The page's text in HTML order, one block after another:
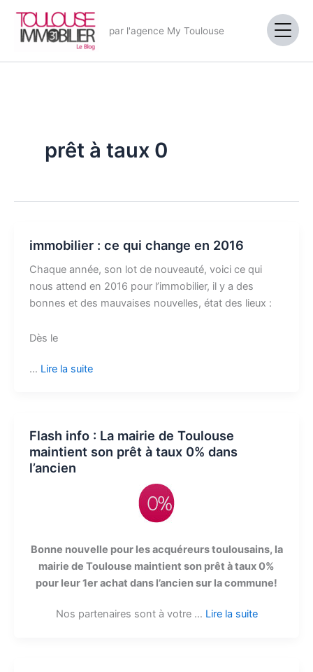
contenu
par l'agence My Toulouse
prêt à taux 0
immobilier : ce qui change en 2016
Chaque année, son lot de nouveauté, voici ce qui
nous attend en 2016 pour l’immobilier, il y a des
bonnes et des mauvaises nouvelles, état des lieux :
Dès le
… Lire la suite
Flash info : La mairie de Toulouse
maintient son prêt à taux 0% dans
l’ancien
Bonne nouvelle pour les acquéreurs toulousains, la
mairie de Toulouse maintient son prêt à taux 0%
pour leur 1er achat dans l’ancien sur la commune!
Nos partenaires sont à votre … Lire la suite